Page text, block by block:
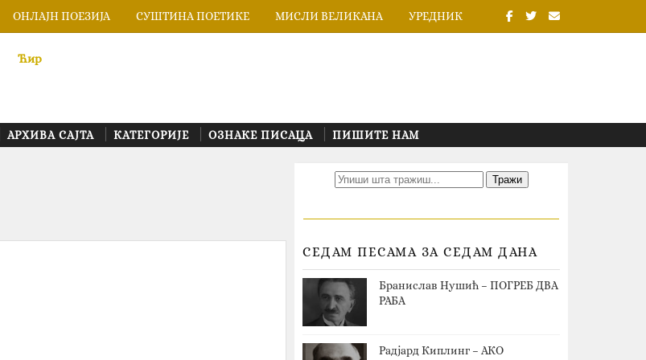
ОНЛАЈН ПОЕЗИЈА СУШТИНА ПОЕТИКЕ МИСЛИ ВЕЛИКАНА УРЕДНИК
Ћир
АРХИВА САЈТА КАТЕГОРИЈЕ ОЗНАКЕ ПИСАЦА ПИШИТЕ НАМ
СЕДАМ ПЕСАМА ЗА СЕДАМ ДАНА
Бранислав Нушић – ПОГРЕБ ДВА
РАБА
Радјард Киплинг – АКО